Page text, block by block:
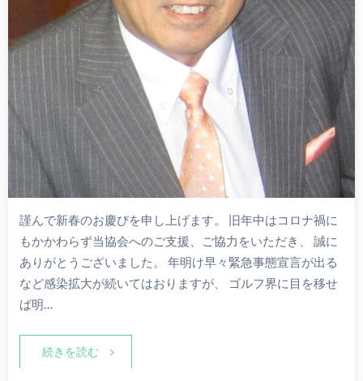
謹んで新春のお慶びを申し上げます。 旧年中はコロナ禍に
もかかわらず当協会へのご支援、ご協力をいただき、 誠に
ありがとうございました。 年明け早々緊急事態宣言が出る
など感染拡大が続いてはおりますが、 ゴルフ界に目を移せ
ば明…
続きを読む